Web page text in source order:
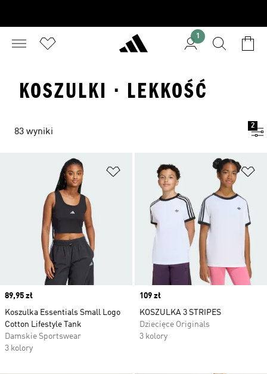
1
KOSZULKI · LEKKOŚĆ
83 wyniki
2
Dodaj do listy życzeń
Price
89,95 zł
Koszulka Essentials Small Logo
Cotton Lifestyle Tank
Damskie Sportswear
3 kolory
Price
109 zł
KOSZULKA 3 STRIPES
Dziecięce Originals
3 kolory